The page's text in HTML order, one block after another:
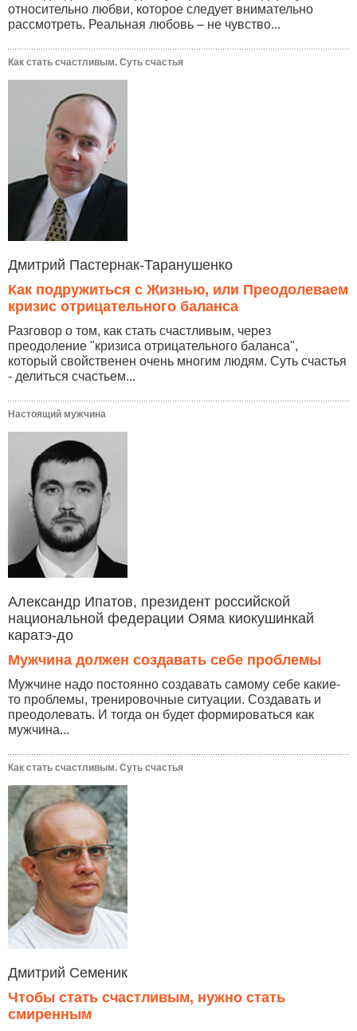
относительно любви, которое следует внимательно
рассмотреть. Реальная любовь – не чувство...
Как стать счастливым. Суть счастья
Дмитрий Пастернак-Таранушенко
Как подружиться с Жизнью, или Преодолеваем
кризис отрицательного баланса
Разговор о том, как стать счастливым, через
преодоление "кризиса отрицательного баланса",
который свойственен очень многим людям. Суть счастья
- делиться счастьем...
Настоящий мужчина
Александр Ипатов, президент российской
национальной федерации Ояма киокушинкай
каратэ-до
Мужчина должен создавать себе проблемы
Мужчине надо постоянно создавать самому себе какие-
то проблемы, тренировочные ситуации. Создавать и
преодолевать. И тогда он будет формироваться как
мужчина...
Как стать счастливым. Суть счастья
Дмитрий Семеник
Чтобы стать счастливым, нужно стать
смиренным